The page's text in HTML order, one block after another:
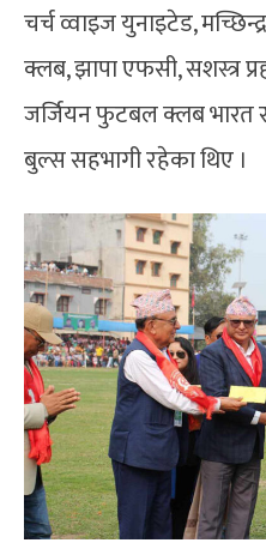
चर्च व्वाइज युनाइटेड,
क्लब, झापा एफसी, सशस्त्र
जर्जियन फुटबल क्लब भारत
बुल्स सहभागी रहेका थिए ।